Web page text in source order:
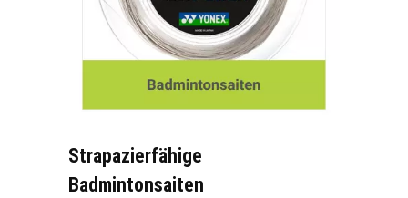
Strapazierfähige
Badmintonsaiten